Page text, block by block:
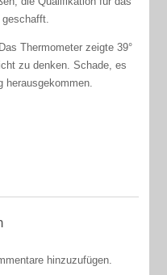
Thermometer zeigte 39°
zu denken. Schade, es
herausgekommen.
hinzuzufügen.